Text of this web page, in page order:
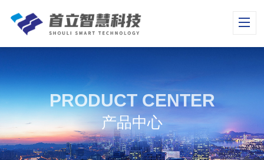
PRODUCT CENTER
产品中心